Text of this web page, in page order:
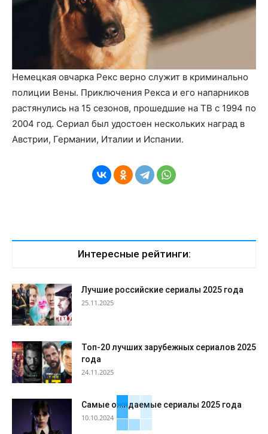
Немецкая овчарка Рекс верно служит в криминально
полиции Вены. Приключения Рекса и его напарников
растянулись на 15 сезонов, прошедшие на ТВ с 1994 по
2004 год. Сериал был удостоен нескольких наград в
Австрии, Германии, Италии и Испании.
Интересные рейтинги:
Лучшие российские сериалы 2025 года
25.11.2025
Топ-20 лучших зарубежных сериалов 2025
года
24.11.2025
Самые ожидаемые сериалы 2025 года
10.10.2024